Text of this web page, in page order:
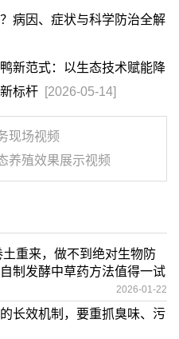
病因、症状与科学防治全解
新范式：以生态技术赋能降
标杆 [2026-05-14]
现场视频
养殖效果展示视频
重来，做不到绝对生物防
制发酵中草药方法值得一试
2026-01-22
长效机制，要重抓臭味、污